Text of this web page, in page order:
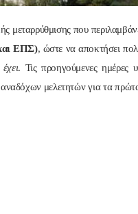
μεταρρύθμισης που
ΕΠΣ), ώστε να αποκτήσει
. Τις προηγούμενες ημέρες
μελετητών για τα